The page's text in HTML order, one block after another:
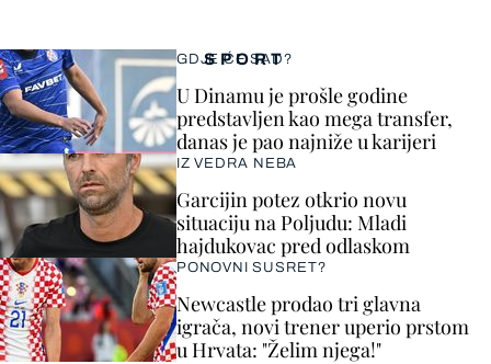
SPORT
GDJE ĆE SAD?
U Dinamu je prošle godine
predstavljen kao mega transfer,
danas je pao najniže u karijeri
IZ VEDRA NEBA
Garcijin potez otkrio novu
situaciju na Poljudu: Mladi
hajdukovac pred odlaskom
PONOVNI SUSRET?
Newcastle prodao tri glavna
igrača, novi trener uperio prstom
u Hrvata: "Želim njega!"